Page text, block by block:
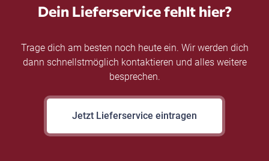
Dein Lieferservice fehlt hier?
Trage dich am besten noch heute ein. Wir werden dich
dann schnellstmöglich kontaktieren und alles weitere
besprechen.
Jetzt Lieferservice eintragen